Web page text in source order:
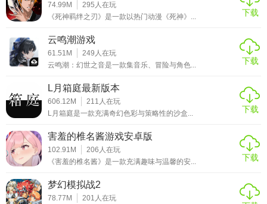
74.99M 295 人在玩
《死神羁绊之刃》是一款以热门动漫《死神》...
下载
云鸣潮游戏
61.51M 249 人在玩
云鸣潮：幻世之音是一款集音乐、冒险与角色...
下载
L月箱庭最新版本
606.12M 211 人在玩
L月箱庭是一款充满奇幻色彩与策略性的沙盒...
下载
害羞的椎名酱游戏安卓版
102.91M 206 人在玩
《害羞的椎名酱》是一款充满趣味与温馨的安...
下载
梦幻模拟战2
78.77M 201 人在玩